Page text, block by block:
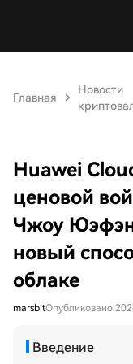
Главная
Новости
Huawei
ценовой
Чжоу
новый
облаке
marsbitОпубликовано
Введение